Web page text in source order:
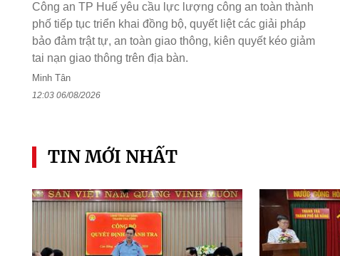
Công an TP Huế yêu cầu lực lượng công an toàn thành
phố tiếp tục triển khai đồng bộ, quyết liệt các giải pháp
bảo đảm trật tự, an toàn giao thông, kiên quyết kéo giảm
tai nạn giao thông trên địa bàn.
Minh Tân
12:03 06/08/2026
TIN MỚI NHẤT